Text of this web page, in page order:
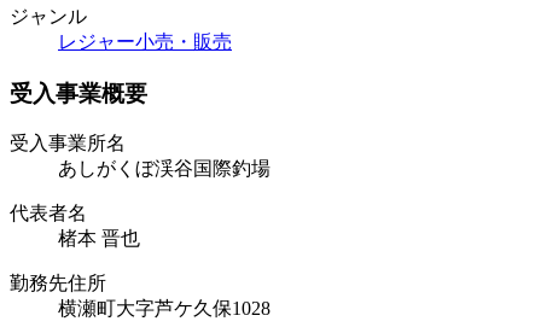
ジャンル
レジャー小売・販売
受入事業概要
受入事業所名
あしがくぼ渓谷国際釣場
代表者名
楮本 晋也
勤務先住所
横瀬町大字芦ケ久保1028